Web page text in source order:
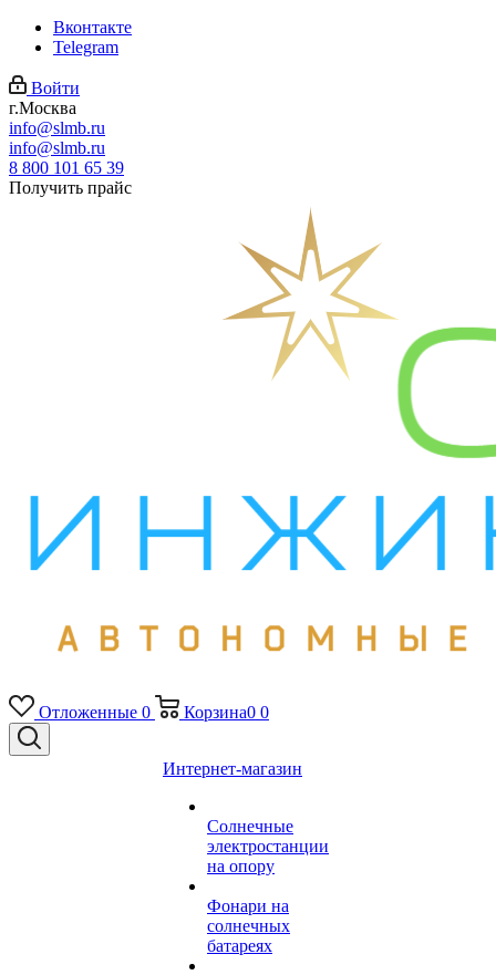
Вконтакте
Telegram
Войти
г.Москва
info@slmb.ru
info@slmb.ru
8 800 101 65 39
Получить прайс
Отложенные 0 Корзина0 0
Интернет-магазин
Солнечные
электростанции
на опору
Фонари на
солнечных
батареях